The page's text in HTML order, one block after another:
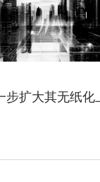
步扩大其无纸化